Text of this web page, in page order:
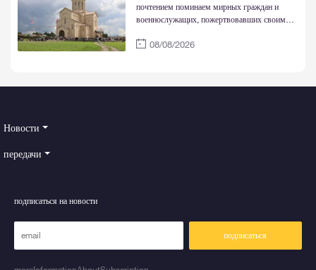
почтением поминаем мирных граждан и
военнослужащих, пожертвовавших своими
08/08/2026
Новости
передачи
подписаться на новости
подписаться